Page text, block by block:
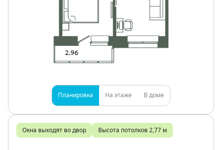
Планировка На этаже В доме
Окна выходят во двор Высота потолков 2,77 м